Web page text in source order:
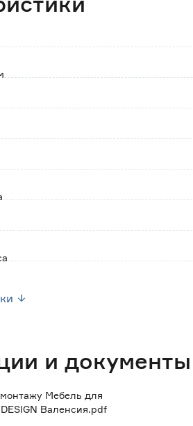
с системой плавного
в собранном виде в коробке
и документы
Мебель для
Валенсия.pdf